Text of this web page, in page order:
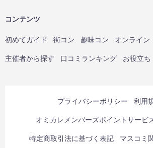
コンテンツ
初めてガイド 街コン 趣味コン オンライン
主催者から探す 口コミランキング お役立ち
プライバシーポリシー 利用
オミカレメンバーズポイントサービ
特定商取引法に基づく表記 マスコミ